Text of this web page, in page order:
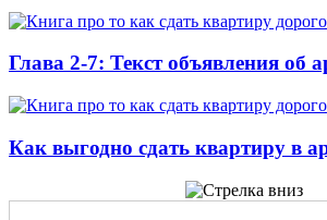
Глава 2-7: Текст объявления об
Как выгодно сдать квартиру в